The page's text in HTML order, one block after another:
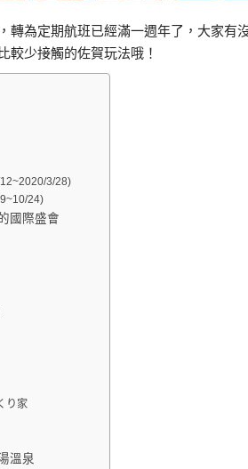
轉為定期航班已經滿一週年了，大家有
較少接觸的佐賀玩法哦！
3/28)
24)
國際盛會
り家
溫泉